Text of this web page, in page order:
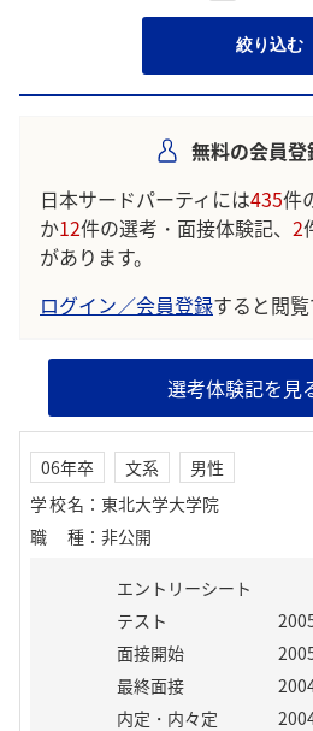
絞り込む
無料の会員登
日本サードパーティには435件
か12件の選考・面接体験記、 2
があります。
ログイン／会員登録すると閲覧
選考体験記を見
06年卒 文系
男性
学校名 ： 東北大学大学院
職種 ： 非公開
エントリーシート
テスト
面接開始
最終面接
内定・内々定